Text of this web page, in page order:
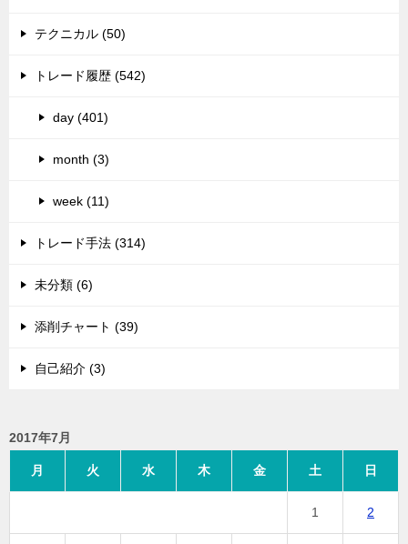
テクニカル (50)
トレード履歴 (542)
day (401)
month (3)
week (11)
トレード手法 (314)
未分類 (6)
添削チャート (39)
自己紹介 (3)
2017年7月
月 火 水 木 金 土 日
1 2